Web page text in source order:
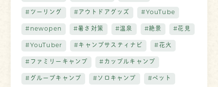
#ツーリング #アウトドアグッズ #YouTube
#newopen #暑さ対策 #温泉 #絶景 #花見
#YouTuber #キャンプサスティナビ #花火
#ファミリーキャンプ #カップルキャンプ
#グループキャンプ #ソロキャンプ #ペット